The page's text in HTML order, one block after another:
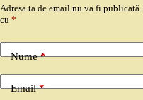
Adresa ta de email nu va fi publicată.
cu *
Nume*
Email*